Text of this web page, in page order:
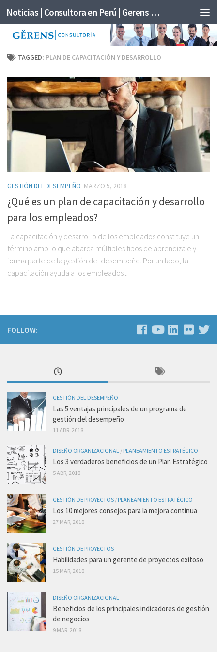
Noticias | Consultora en Perú | Gerens Consultoría
TAGGED: PLAN DE CAPACITACIÓN Y DESARROLLO
GESTIÓN DEL DESEMPEÑO MARZO 5, 2018
¿Qué es un plan de capacitación y desarrollo
para los empleados?
La capacitación y desarrollo de los empleados constituye un
término amplio que abarca múltiples tipos de aprendizaje y
forma parte de la gestión del desempeño. Por un lado, la
capacitación ayuda a los empleados...
FOLLOW:
GESTIÓN DEL DESEMPEÑO
Las 5 ventajas principales de un programa de
gestión del desempeño
11 ABR, 2018
DISEÑO ORGANIZACIONAL / PLANEAMIENTO ESTRATÉGICO
Los 3 verdaderos beneficios de un Plan Estratégico
5 ABR, 2018
GESTIÓN DE PROYECTOS / PLANEAMIENTO ESTRATÉGICO
Los 10 mejores consejos para la mejora continua
27 MAR, 2018
GESTIÓN DE PROYECTOS
Habilidades para un gerente de proyectos exitoso
15 MAR, 2018
DISEÑO ORGANIZACIONAL
Beneficios de los principales indicadores de gestión
de negocios
9 MAR, 2018